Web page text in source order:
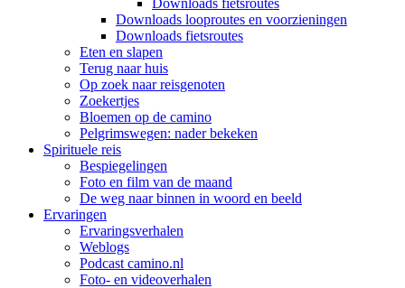
Downloads fietsroutes
Downloads looproutes en voorzieningen
Downloads fietsroutes
Eten en slapen
Terug naar huis
Op zoek naar reisgenoten
Zoekertjes
Bloemen op de camino
Pelgrimswegen: nader bekeken
Spirituele reis
Bespiegelingen
Foto en film van de maand
De weg naar binnen in woord en beeld
Ervaringen
Ervaringsverhalen
Weblogs
Podcast camino.nl
Foto- en videoverhalen